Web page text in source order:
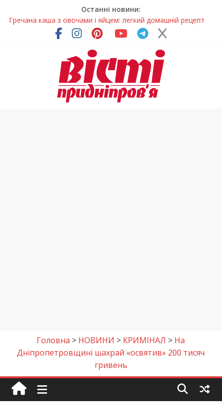
Останні новини:
Гречана каша з овочами і яйцем: легкий домашній рецепт
Як обрати розмір крафтового стакана під ваш напій?
Волонтерів із Дніпропетровщини відзначили за участь у
Дніпровський цирк отримав міжнародне визнання
У Дніпрі змагалися найсильніші яхтсмени України (фото)
Головна > НОВИНИ > КРИМІНАЛ > На
Дніпропетровщині шахрай «освятив» 200 тисяч
гривень